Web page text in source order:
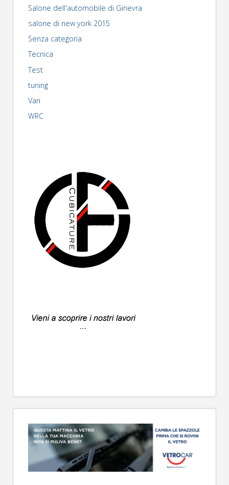
Salone dell'automobile di Ginevra
salone di new york 2015
Senza categoria
Tecnica
Test
tuning
Vari
WRC